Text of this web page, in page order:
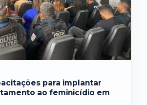
para implantar
ao feminicídio em